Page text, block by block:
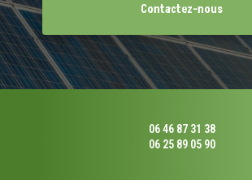
Contactez-nous
06 46 87 31 38
06 25 89 05 90